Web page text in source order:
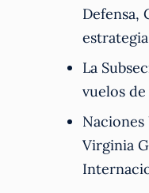
Defensa,
La
vuelos
Virginia